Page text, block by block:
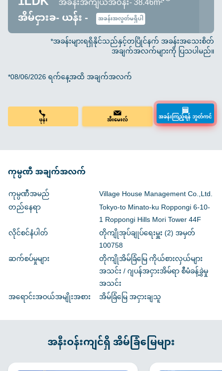
အိမ်ငှားခ- ယန်း - အခန်းအလွတ်မရှိပါ
*အခန်းများရရှိနိုင်သည်နှင့်တပြိုင်နက် အခန်းအသေးစိတ်
အချက်အလက်များကို ပြသပါမည်။
*08/06/2026 ရက်နေ့အထိ အချက်အလက်
ဖုန်း အီးမေးလ် အခန်းကြည့်ရန် ဘွတ်ကင်
ကုမ္ပဏီ အချက်အလက်
ကုမ္ပဏီအမည်
Village House Management Co.,Ltd.
တည်နေရာ
Tokyo-to Minato-ku Roppongi 6-10-
1 Roppongi Hills Mori Tower 44F
လိုင်စင်နံပါတ်
တိုကျိုအုပ်ချုပ်ရေးမှူး (2) အမှတ်
100758
ဆက်စပ်မှုများ
တိုကျိုအိမ်ခြံမြေ ကိုယ်စားလှယ်များ
အသင်း / ဂျပန်အငှားအိမ်ရာ စီမံခန့်ခွဲမှု
အသင်း
အရောင်းအဝယ်အမျိုးအစား
အိမ်ခြံမြေ အငှားချသူ
အနီးဝန်းကျင်ရှိ အိမ်ခြံမြေများ